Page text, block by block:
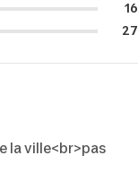
16
27
la ville<br>pas